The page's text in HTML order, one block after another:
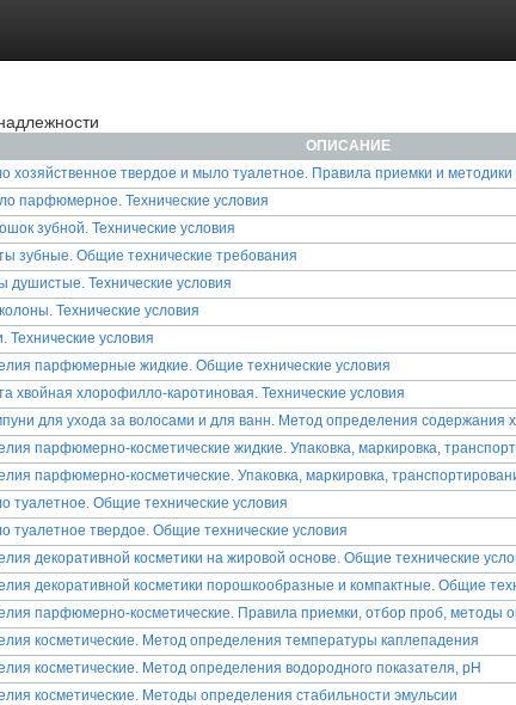
ОПИСАНИЕ
хозяйственное твердое и мыло туалетное. Правила приемки и
парфюмерное. Технические условия
зубной. Технические условия
зубные. Общие технические требования
душистые. Технические условия
Технические условия
Технические условия
парфюмерные жидкие. Общие технические условия
хвойная хлорофилло-каротиновая. Технические условия
для ухода за волосами и для ванн. Метод определения содержания
парфюмерно-косметические жидкие. Упаковка, маркировка,
парфюмерно-косметические. Упаковка, маркировка,
туалетное. Общие технические условия
туалетное твердое. Общие технические условия
декоративной косметики на жировой основе. Общие технические
декоративной косметики порошкообразные и компактные. Общие
парфюмерно-косметические. Правила приемки, отбор проб, методы
косметические. Метод определения температуры каплепадения
косметические. Метод определения водородного показателя, рН
косметические. Методы определения стабильности эмульсии